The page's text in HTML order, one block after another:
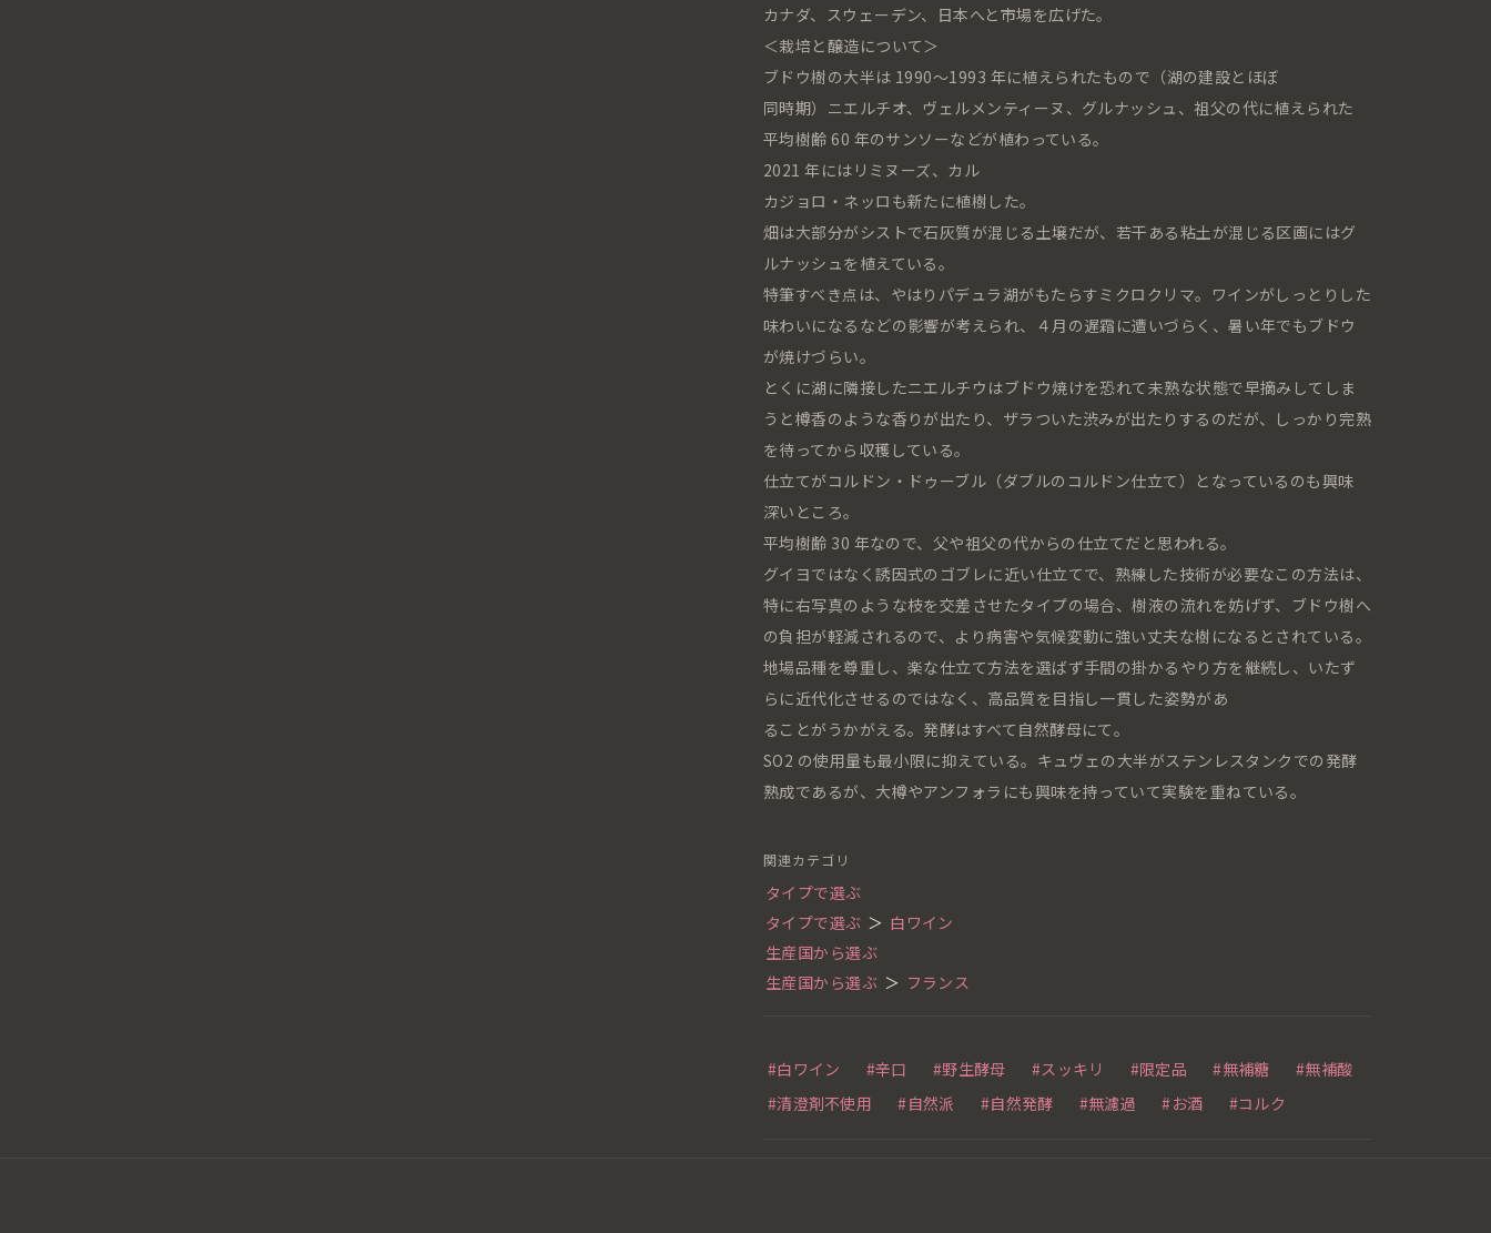
カナダ、スウェーデン、日本へと市場を広げた。
＜栽培と醸造について＞
ブドウ樹の大半は 1990～1993 年に植えられたもので（湖の建設とほぼ
同時期）ニエルチオ、ヴェルメンティーヌ、グルナッシュ、祖父の代に植えられた
平均樹齢 60 年のサンソーなどが植わっている。
2021 年にはリミヌーズ、カル
カジョロ・ネッロも新たに植樹した。
畑は大部分がシストで石灰質が混じる土壌だが、若干ある粘土が混じる区画にはグ
ルナッシュを植えている。
特筆すべき点は、やはりパデュラ湖がもたらすミクロクリマ。ワインがしっとりした
味わいになるなどの影響が考えられ、４月の遅霜に遭いづらく、暑い年でもブドウ
が焼けづらい。
とくに湖に隣接したニエルチウはブドウ焼けを恐れて未熟な状態で早摘みしてしま
うと樽香のような香りが出たり、ザラついた渋みが出たりするのだが、しっかり完熟
を待ってから収穫している。
仕立てがコルドン・ドゥーブル（ダブルのコルドン仕立て）となっているのも興味
深いところ。
平均樹齢 30 年なので、父や祖父の代からの仕立てだと思われる。
グイヨではなく誘因式のゴブレに近い仕立てで、熟練した技術が必要なこの方法は、
特に右写真のような枝を交差させたタイプの場合、樹液の流れを妨げず、ブドウ樹へ
の負担が軽減されるので、より病害や気候変動に強い丈夫な樹になるとされている。
地場品種を尊重し、楽な仕立て方法を選ばず手間の掛かるやり方を継続し、いたず
らに近代化させるのではなく、高品質を目指し一貫した姿勢があ
ることがうかがえる。発酵はすべて自然酵母にて。
SO2 の使用量も最小限に抑えている。キュヴェの大半がステンレスタンクでの発酵
熟成であるが、大樽やアンフォラにも興味を持っていて実験を重ねている。
関連カテゴリ
タイプで選ぶ
タイプで選ぶ ＞ 白ワイン
生産国から選ぶ
生産国から選ぶ ＞ フランス
#白ワイン #辛口 #野生酵母 #スッキリ #限定品 #無補糖
#無補酸
#清澄剤不使用
#自然派 #自然発酵 #無濾過 #お酒 #コルク